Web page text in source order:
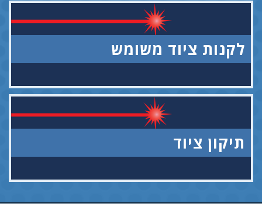
לקנות ציוד משומש
תיקון ציוד